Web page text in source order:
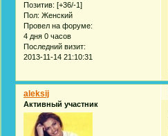
Позитив: [+36/-1]
Пол: Женский
Провел на форуме:
4 дня 0 часов
Последний визит:
2013-11-14 21:10:31
aleksij
Активный участник